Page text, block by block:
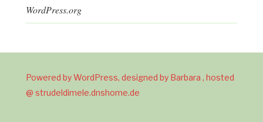
WordPress.org
Powered by WordPress, designed by Barbara , hosted
@ strudeldimele.dnshome.de